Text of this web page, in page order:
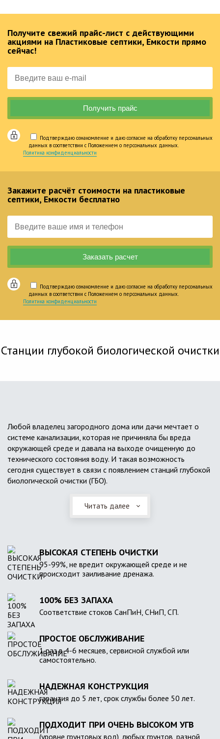
Получите свежий прайс-лист с действующими
акциями на Пластиковые септики, Емкости прямо
сейчас!
Подтверждаю ознакомление и даю согласие на обработку персональных
данных в соответствии с Положением о персональных данных.
Политика конфиденциальности
Закажите расчёт стоимости на пластиковые
септики, Емкости бесплатно
Подтверждаю ознакомление и даю согласие на обработку персональных
данных в соответствии с Положением о персональных данных.
Политика конфиденциальности
Станции глубокой биологической очистки
Любой владелец загородного дома или дачи мечтает о
системе канализации, которая не причиняла бы вреда
окружающей среде и давала на выходе очищенную до
технического состояния воду. И такая возможность
сегодня существует в связи с появлением станций глубокой
биологической очистки (ГБО).
Читать далее
ВЫСОКАЯ СТЕПЕНЬ ОЧИСТКИ
95-99%, не вредит окружающей среде и не
происходит заиливание дренажа.
100% БЕЗ ЗАПАХА
Соответствие стоков СанПиН, СНиП, СП.
ПРОСТОЕ ОБСЛУЖИВАНИЕ
1 раз в 4-6 месяцев, сервисной службой или
самостоятельно.
НАДЕЖНАЯ КОНСТРУКЦИЯ
гарантия до 5 лет, срок службы более 50 лет.
ПОДХОДИТ ПРИ ОЧЕНЬ ВЫСОКОМ УГВ
(уровне грунтовых вод), любых грунтов, разной